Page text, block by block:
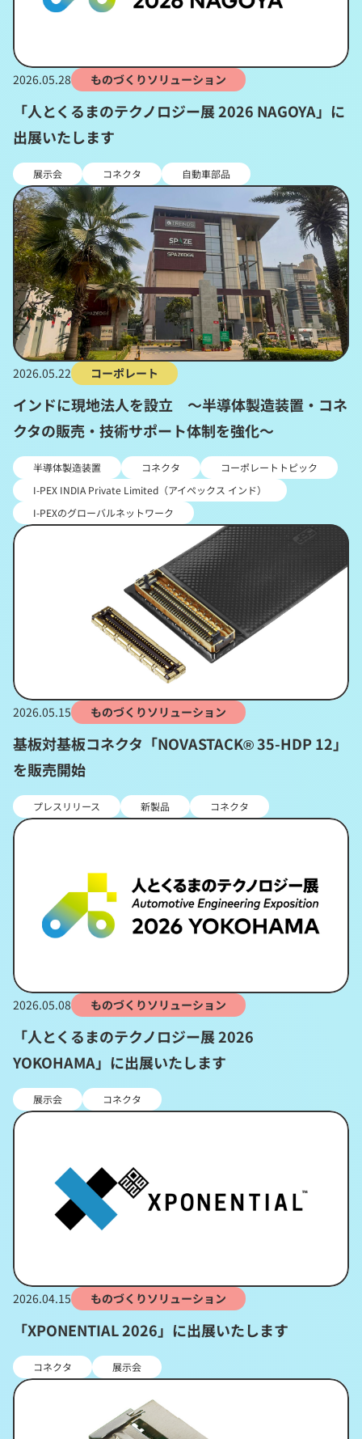
2026.05.28 ものづくりソリューション
「人とくるまのテクノロジー展 2026 NAGOYA」に
出展いたします
展示会 コネクタ 自動車部品
2026.05.22 コーポレート
インドに現地法人を設立 ～半導体製造装置・コネ
クタの販売・技術サポート体制を強化～
半導体製造装置 コネクタ
コーポレートトピック
I-PEX INDIA Private Limited（アイペックス インド）
I-PEXのグローバルネットワーク
2026.05.15 ものづくりソリューション
基板対基板コネクタ「NOVASTACK® 35-HDP 12」
を販売開始
プレスリリース 新製品 コネクタ
2026.05.08 ものづくりソリューション
「人とくるまのテクノロジー展 2026
YOKOHAMA」に出展いたします
展示会 コネクタ
2026.04.15 ものづくりソリューション
「XPONENTIAL 2026」に出展いたします
コネクタ 展示会